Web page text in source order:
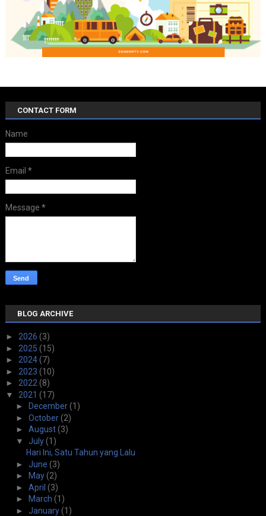
CONTACT FORM
Name
Email *
Message *
BLOG ARCHIVE
► 2026 (3)
► 2025 (15)
► 2024(7)
► 2023 (10)
► 2022 (8)
▼ 2021 (17)
►
December(1)
► October(2)
► August(3)
▼ July(1)
Hari Ini, Satu Tahun yang Lalu
► June (3)
►
May(2)
► April (3)
►
March (1)
► January(1)